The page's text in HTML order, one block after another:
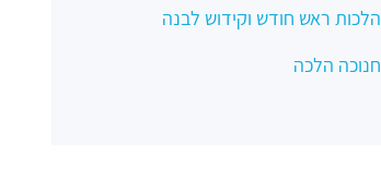
הלכות ראש חודש וקידוש לבנה
חנוכה הלכה